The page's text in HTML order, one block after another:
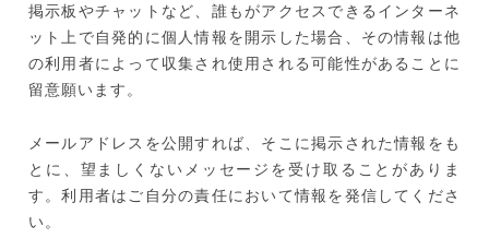
掲示板やチャットなど、誰もがアクセスできるインターネ
ット上で自発的に個人情報を開示した場合、その情報は他
の利用者によって収集され使用される可能性があることに
留意願います。
メールアドレスを公開すれば、そこに掲示された情報をも
とに、望ましくないメッセージを受け取ることがありま
す。利用者はご自分の責任において情報を発信してくださ
い。